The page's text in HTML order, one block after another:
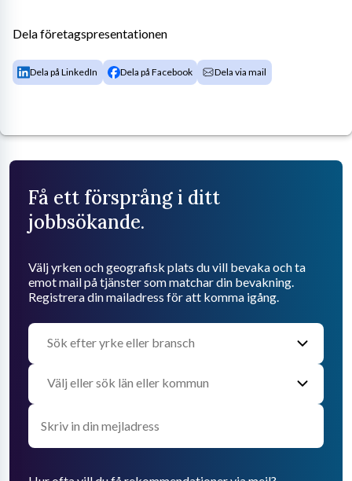
Dela företagspresentationen
Dela på LinkedIn Dela på Facebook Dela via mail
Få ett försprång i ditt
jobbsökande.
Välj yrken och geografisk plats du vill bevaka och ta
emot mail på tjänster som matchar din bevakning.
Registrera din mailadress för att komma igång.